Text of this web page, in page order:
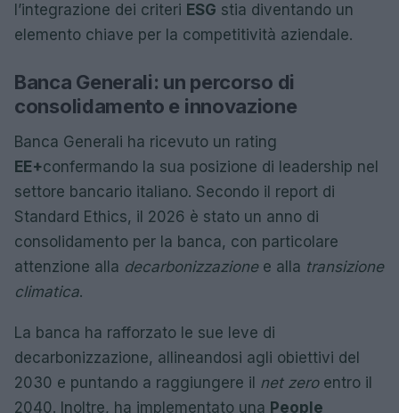
l’integrazione dei criteri ESG stia diventando un
elemento chiave per la competitività aziendale.
Banca Generali: un percorso di
consolidamento e innovazione
Banca Generali ha ricevuto un rating
EE+confermando la sua posizione di leadership nel
settore bancario italiano. Secondo il report di
Standard Ethics, il 2026 è stato un anno di
consolidamento per la banca, con particolare
attenzione alla decarbonizzazionee alla transizione
climatica.
La banca ha rafforzato le sue leve di
decarbonizzazione, allineandosi agli obiettivi del
2030 e puntando a raggiungere il net zeroentro il
2040. Inoltre, ha implementato una People